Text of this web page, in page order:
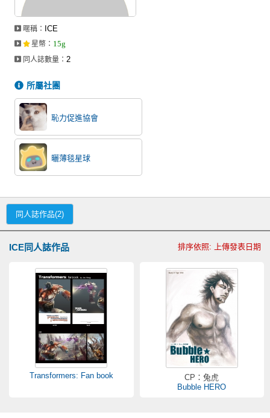
暱稱： ICE
星幣 ： 15g
同人誌數量：2
所屬社團
恥力促進協會
曬薄毯星球
同人誌作品(2)
ICE同人誌作品 排序依照: 上傳發表日期
Transformers: Fan book
CP：兔虎
Bubble HERO